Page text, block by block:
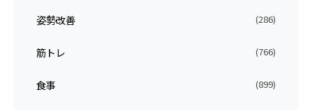
姿勢改善 (286)
筋トレ (766)
食事 (899)